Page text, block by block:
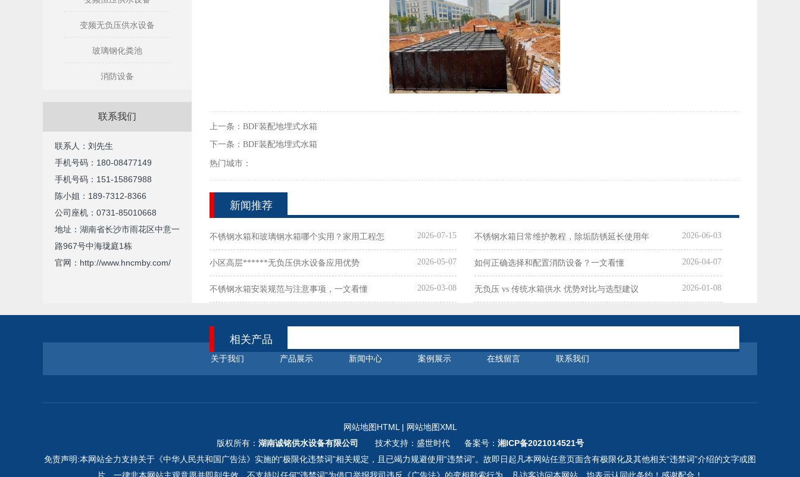
变频无负压供水设备
玻璃钢化粪池
消防设备
联系我们
联系人：刘先生
手机号码：180-08477149
手机号码： 151-15867988
陈小姐：189-7312-8366
公司座机：0731-85010668
地址：湖南省长沙市雨花区中意一
路967号中海珑庭1栋
官网：http://www.hncmby.com/
上一条： BDF装配地埋式水箱
下一条： BDF装配地埋式水箱
热门城市：
新闻推荐
不锈钢水箱和玻璃钢水箱哪个实用？家用工程怎
么选？
2026-07-15 不锈钢水箱日常维护教程，除垢防锈延长使用年
限
2026-06-03
小区高层******无负压供水设备应用优势 2026-05-07 如何正确选择和配置消防设备？一文看懂 2026-04-07
不锈钢水箱安装规范与注意事项，一文看懂 2026-03-08 无负压 vs 传统水箱供水 优势对比与选型建议 2026-01-08
相关产品
关于我们 产品展示 新闻中心 案例展示 在线留言 联系我们
网站地图HTML | 网站地图XML
版权所有： 湖南诚铭供水设备有限公司 技术支持：盛世时代 备案号： 湘ICP备2021014521号
免责声明:本网站全力支持关于《中华人民共和国广告法》实施的“极限化违禁词”相关规定，且已竭力规避使用“违禁词”。故即日起凡本网站任意页面含有极限化及其他相关“违禁词”介绍的文字或图